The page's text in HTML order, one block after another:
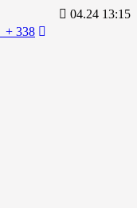
04.24 13:15
+ 338